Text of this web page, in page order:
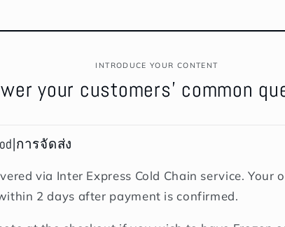
INTRODUCE YOUR CONTENT
your customers' common
การจัดส่ง
via Inter Express Cold Chain service. Your
2 days after payment is confirmed.